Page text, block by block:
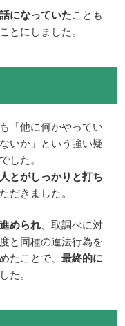
になっていたことも
とにしました。
「他に何かやってい
いか」という強い疑
した。
とがしっかりと打ち
だきました。
められ、取調べに対
と同種の違法行為を
たことで、最終的に
た。